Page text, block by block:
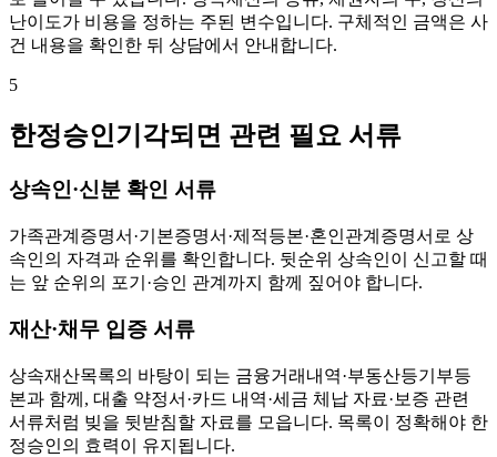
난이도가 비용을 정하는 주된 변수입니다. 구체적인 금액은 사
건 내용을 확인한 뒤 상담에서 안내합니다.
5
한정승인기각되면 관련 필요 서류
상속인·신분 확인 서류
가족관계증명서·기본증명서·제적등본·혼인관계증명서로 상
속인의 자격과 순위를 확인합니다. 뒷순위 상속인이 신고할 때
는 앞 순위의 포기·승인 관계까지 함께 짚어야 합니다.
재산·채무 입증 서류
상속재산목록의 바탕이 되는 금융거래내역·부동산등기부등
본과 함께, 대출 약정서·카드 내역·세금 체납 자료·보증 관련
서류처럼 빚을 뒷받침할 자료를 모읍니다. 목록이 정확해야 한
정승인의 효력이 유지됩니다.